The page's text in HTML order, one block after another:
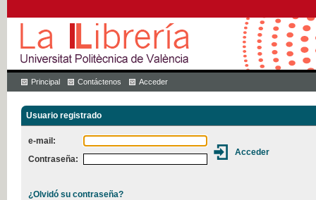
Principal Contáctenos Acceder
Usuario registrado
e-mail:
Contraseña:
¿Olvidó su contraseña?